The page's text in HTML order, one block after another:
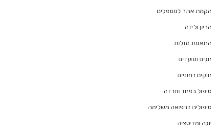
הקמת אתר למטפלים
הריון ולידה
התאמת מזלות
חגים ומועדים
חוקים רוחניים
טיפול בפחד וחרדה
טיפולים ברפואה משלימה
יוגה ומדיטציה